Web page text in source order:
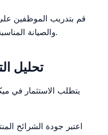
قم بتدريب الموظفين
والصيانة المناسبة لضمان التشغيل الأمثل.
تحليل
يتطلب الاستثمار في
اعتبر جودة الشرائح